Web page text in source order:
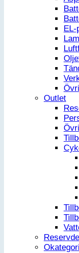
Outlet